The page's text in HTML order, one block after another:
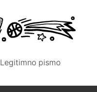
Legitimno pismo